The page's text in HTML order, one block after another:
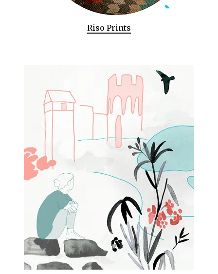
Riso Prints